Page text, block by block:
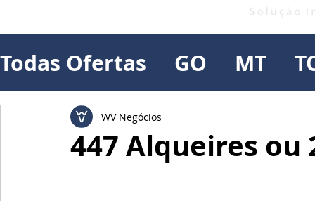
Todas Ofertas GO MT
447 Alqueires ou
WV Negócios